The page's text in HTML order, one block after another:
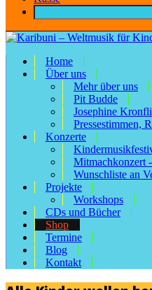
Home
Über uns
Mehr über uns
Pit Budde
Josephine Kronfli
Pressestimmen,
Konzerte
Mitmachkonzert
Wunschliste an
Projekte
Workshops
CDs und Bücher
Shop
Termine
Blog
Kontakt